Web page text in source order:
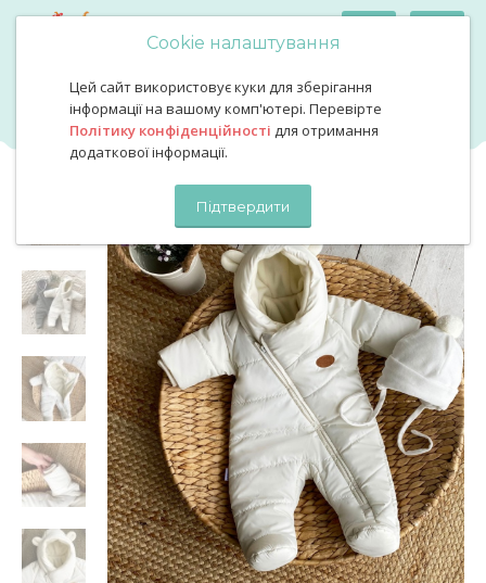
Cookie налаштування
Цей сайт використовує куки для зберігання
інформації на вашому комп'ютері. Перевірте
Політику конфіденційності для отримання
додаткової інформації.
Підтвердити
Комбінезон демі молоко
Комбінезон демі молоко